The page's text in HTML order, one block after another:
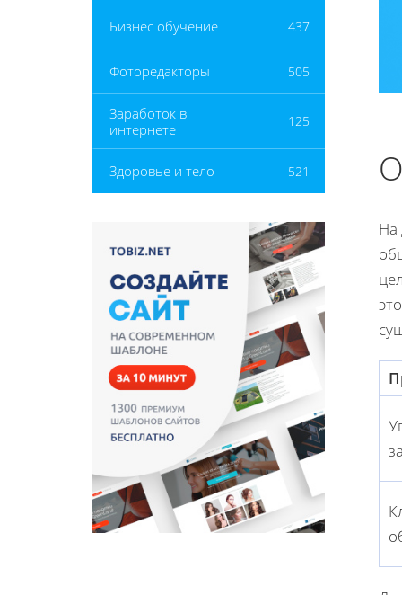
Бизнес обучение 437
Фоторедакторы 505
Заработок в
интернете
125
Здоровье и тело 521
На